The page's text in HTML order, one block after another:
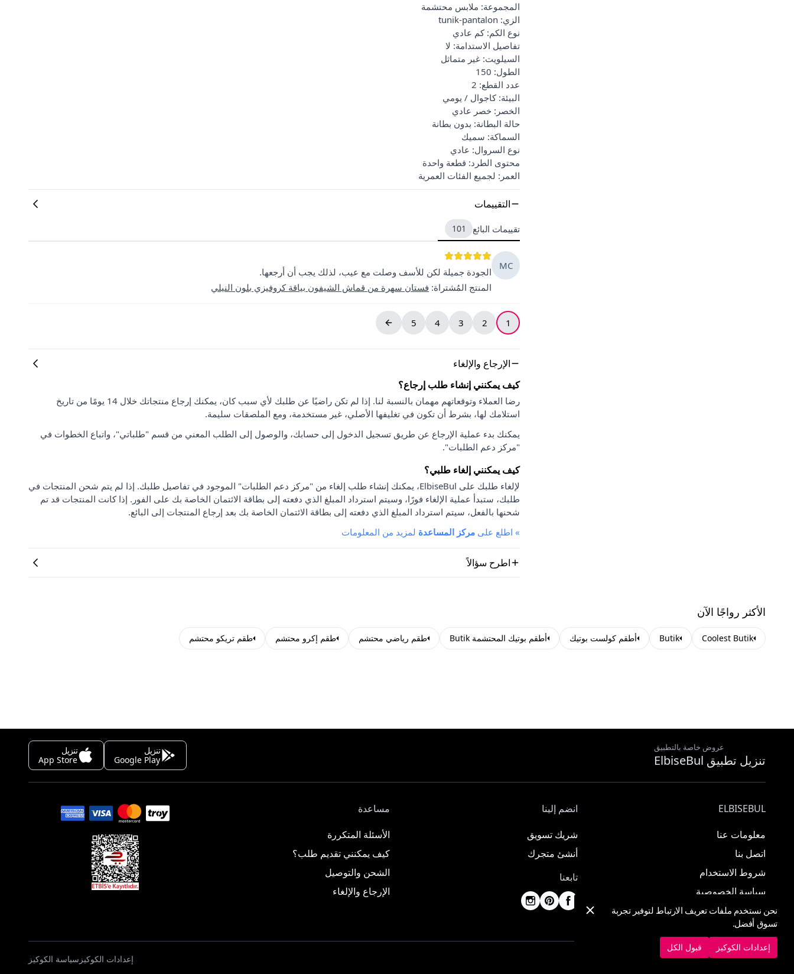
المجموعة: ملابس محتشمة
الزي: tunik-pantalon
نوع الكم: كم عادي
تفاصيل الاستدامة: لا
السيلويت: غير متماثل
الطول: 150
عدد القطع: 2
البيئة: كاجوال / يومي
الخصر: خصر عادي
حالة البطانة: بدون بطانة
السماكة: سميك
نوع السروال: عادي
محتوى الطرد: قطعة واحدة
العمر: لجميع الفئات العمرية
التقييمات
تقييمات البائع 101
MC
الجودة جميلة لكن للأسف وصلت مع عيب، لذلك يجب أن أرجعها.
المنتج المُشتراة: فستان سهرة من قماش الشيفون بياقة كروفيزي بلون النيلي
1
2
3
4
5
الإرجاع والإلغاء
كيف يمكنني إنشاء طلب إرجاع؟
رضا العملاء وتوقعاتهم مهمان بالنسبة لنا. إذا لم تكن راضيًا عن طلبك لأي سبب كان، يمكنك إرجاع منتجاتك خلال 14 يومًا من تاريخ
استلامك لها، بشرط أن تكون في تغليفها الأصلي، غير مستخدمة، ومع الملصقات سليمة.
يمكنك بدء عملية الإرجاع عن طريق تسجيل الدخول إلى حسابك، والوصول إلى الطلب المعني من قسم "طلباتي"، واتباع الخطوات في
"مركز دعم الطلبات".
كيف يمكنني إلغاء طلبي؟
لإلغاء طلبك على ElbiseBul، يمكنك إنشاء طلب إلغاء من "مركز دعم الطلبات" الموجود في تفاصيل طلبك. إذا لم يتم شحن المنتجات في
طلبك، ستبدأ عملية الإلغاء فورًا، وسيتم استرداد المبلغ الذي دفعته إلى بطاقة الائتمان الخاصة بك على الفور. إذا كانت المنتجات قد تم
شحنها بالفعل، سيتم استرداد المبلغ الذي دفعته إلى بطاقة الائتمان الخاصة بك بعد إرجاع المنتجات إلى البائع.
» اطلع على مركز المساعدة لمزيد من المعلومات
اطرح سؤالاً
الأكثر رواجًا الآن
Coolest Butik
Butik أطقم كولست بوتيك أطقم بوتيك المحتشمة Butik طقم رياضي محتشم طقم إكرو محتشم طقم تريكو محتشم
عروض خاصة بالتطبيق
تنزيل تطبيق ElbiseBul
تنزيل
Google Play
تنزيل
App Store
ELBISEBUL
معلومات عنا
اتصل بنا
شروط الاستخدام
سياسة الخصوصية
انضم إلينا
شريك تسويق
أنشئ متجرك
تابعنا
مساعدة
الأسئلة المتكررة
كيف يمكنني تقديم طلب؟
الشحن والتوصيل
الإرجاع والإلغاء
© 2025 ElbiseBul - جميع الحقوق محفوظة إعدادات الكوكيز سياسة الكوكيز
نحن نستخدم ملفات تعريف الارتباط لتوفير تجربة
تسوق أفضل.
إعدادات الكوكيز قبول الكل